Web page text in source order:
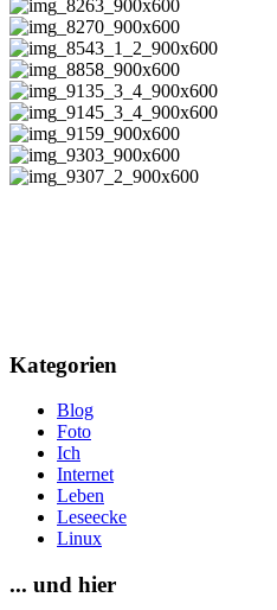
Kategorien
Blog
Foto
Ich
Internet
Leben
Leseecke
Linux
... und hier